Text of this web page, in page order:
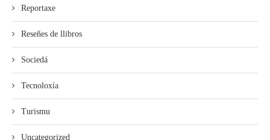
Reportaxe
Reseñes de llibros
Sociedá
Tecnoloxía
Turismu
Uncategorized